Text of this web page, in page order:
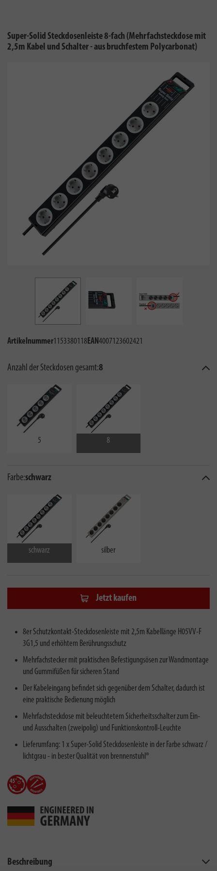
Super-Solid Steckdosenleiste 8-fach (Mehrfachsteckdose mit
2,5m Kabel und Schalter - aus bruchfestem Polycarbonat)
Artikelnummer1153380118EAN4007123602421
Anzahl der Steckdosen gesamt:8
5 8
Farbe:schwarz
schwarz silber
Jetzt kaufen
8er Schutzkontakt-Steckdosenleiste mit 2,5m Kabellänge H05VV-F
3G1,5 und erhöhtem Berührungsschutz
Mehrfachstecker mit praktischen Befestigungsösen zur Wandmontage
und Gummifüßen für sicheren Stand
Der Kabeleingang befindet sich gegenüber dem Schalter, dadurch ist
eine praktische Bedienung möglich
Mehrfachsteckdose mit beleuchtetem Sicherheitsschalter zum Ein-
und Ausschalten (zweipolig) und Funktionskontroll-Leuchte
Lieferumfang: 1 x Super-Solid Steckdosenleiste in der Farbe schwarz /
lichtgrau - in bester Qualität von brennenstuhl®
Beschreibung